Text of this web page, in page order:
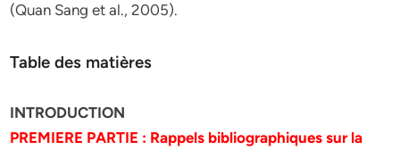
(Quan Sang et al., 2005).
Table des matières
INTRODUCTION
PREMIERE PARTIE : Rappels bibliographiques sur la